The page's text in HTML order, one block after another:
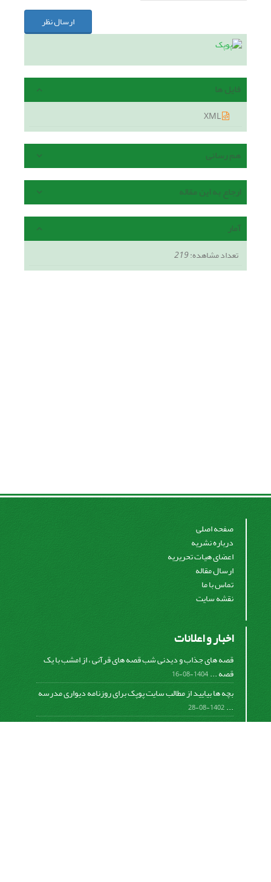
ارسال نظر
فایل ها
هم رسانی
ارجاع به این مقاله
آمار
تعداد مشاهده:219
صفحه اصلی
درباره نشریه
اعضای هیات تحریریه
ارسال مقاله
تماس با ما
نقشه سایت
اخبار و اعلانات
قصه های جذاب و دیدنی شب قصه های قرآنی ، از امشب با یک
قصه ...1404-08-16
بچه ها بیایید از مطالب سایت پوپک برای روزنامه دیواری مدرسه
...
1402-08-28